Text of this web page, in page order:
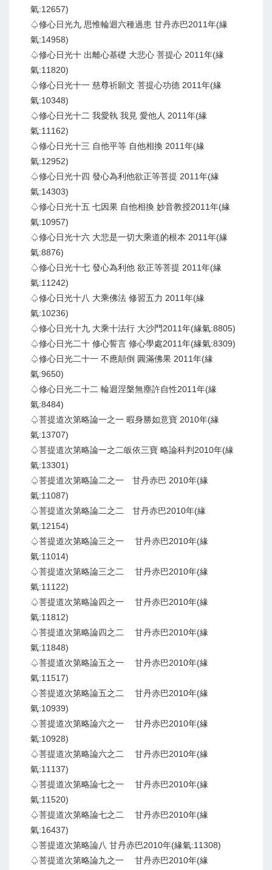
氣:12657)
♤修心日光九 思惟輪迴六種過患 甘丹赤巴2011年(緣
氣:14958)
♤修心日光十 出離心基礎 大悲心 菩提心 2011年(緣
氣:11820)
♤修心日光十一 慈尊祈願文 菩提心功德 2011年(緣
氣:10348)
♤修心日光十二 我愛執 我見 愛他人 2011年(緣
氣:11162)
♤修心日光十三 自他平等 自他相換 2011年(緣
氣:12952)
♤修心日光十四 發心為利他欲正等菩提 2011年(緣
氣:14303)
♤修心日光十五 七因果 自他相換 妙音教授2011年(緣
氣:10957)
♤修心日光十六 大悲是一切大乘道的根本 2011年(緣
氣:8876)
♤修心日光十七 發心為利他 欲正等菩提 2011年(緣
氣:11242)
♤修心日光十八 大乘佛法 修習五力 2011年(緣
氣:10236)
♤修心日光十九 大乘十法行 大沙門2011年(緣氣:8805)
♤修心日光二十 修心誓言 修心學處2011年(緣氣:8309)
♤修心日光二十一 不應顛倒 圓滿佛果 2011年(緣
氣:9650)
♤修心日光二十二 輪迴涅槃無塵許自性2011年(緣
氣:8484)
♤菩提道次第略論一之一 暇身勝如意寶 2010年(緣
氣:13707)
♤菩提道次第略論一之二皈依三寶 略論科判2010年(緣
氣:13301)
♤菩提道次第略論二之一 甘丹赤巴 2010年(緣
氣:11087)
♤菩提道次第略論二之二 甘丹赤巴2010年(緣
氣:12154)
♤菩提道次第略論三之一 甘丹赤巴2010年(緣
氣:11014)
♤菩提道次第略論三之二 甘丹赤巴2010年(緣
氣:11122)
♤菩提道次第略論四之一 甘丹赤巴2010年(緣
氣:11812)
♤菩提道次第略論四之二 甘丹赤巴2010年(緣
氣:11848)
♤菩提道次第略論五之一 甘丹赤巴2010年(緣
氣:11517)
♤菩提道次第略論五之二 甘丹赤巴2010年(緣
氣:10939)
♤菩提道次第略論六之一 甘丹赤巴2010年(緣
氣:10928)
♤菩提道次第略論六之二 甘丹赤巴2010年(緣
氣:11137)
♤菩提道次第略論七之一 甘丹赤巴2010年(緣
氣:11520)
♤菩提道次第略論七之二 甘丹赤巴2010年(緣
氣:16437)
♤菩提道次第略論八 甘丹赤巴2010年(緣氣:11308)
♤菩提道次第略論九之一 甘丹赤巴2010年(緣